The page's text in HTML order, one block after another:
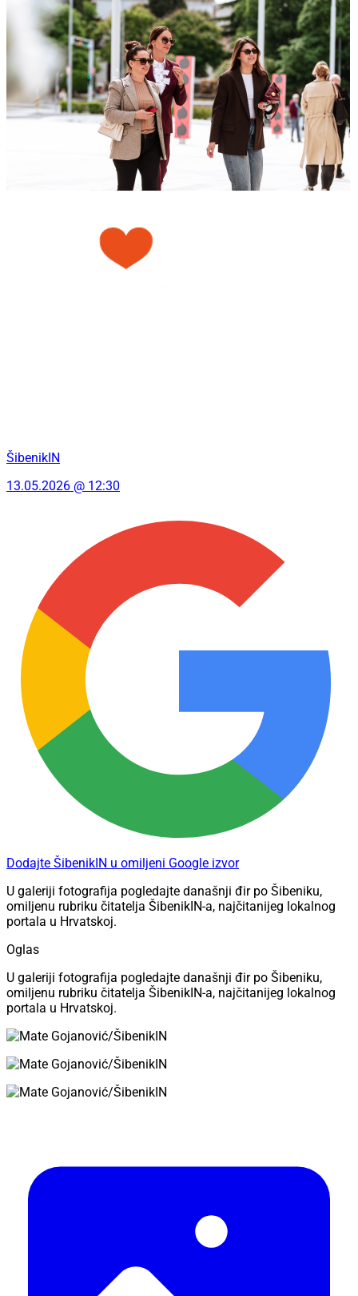
ŠibenikIN
13.05.2026 @ 12:30
Dodajte ŠibenikIN u omiljeni Google izvor
U galeriji fotografija pogledajte današnji đir po Šibeniku,
omiljenu rubriku čitatelja ŠibenikIN-a, najčitanijeg lokalnog
portala u Hrvatskoj.
Oglas
U galeriji fotografija pogledajte današnji đir po Šibeniku,
omiljenu rubriku čitatelja ŠibenikIN-a, najčitanijeg lokalnog
portala u Hrvatskoj.